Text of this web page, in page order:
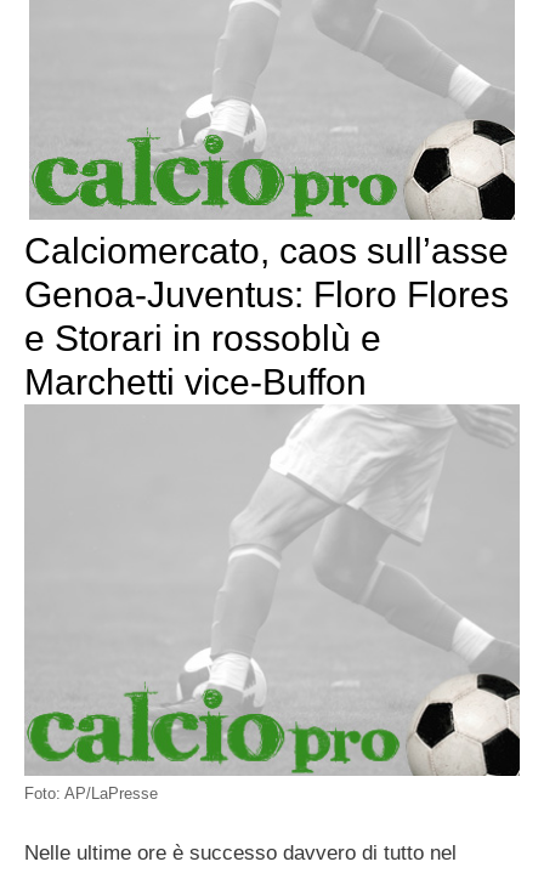
Calciomercato, caos sull’asse
Genoa-Juventus: Floro Flores
e Storari in rossoblù e
Marchetti vice-Buffon
Foto: AP/LaPresse
Nelle ultime ore è successo davvero di tutto nel